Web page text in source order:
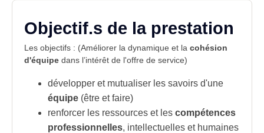
Objectif.s de la prestation
Les objectifs : (Améliorer la dynamique et la cohésion
d'équipe dans l’intérêt de l'offre de service)
développer et mutualiser les savoirs d'une
équipe (être et faire)
renforcer les ressources et les compétences
professionnelles, intellectuelles et humaines